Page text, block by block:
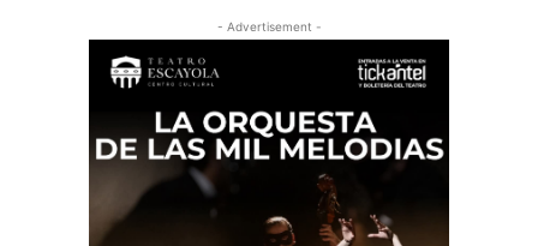
- Advertisement -